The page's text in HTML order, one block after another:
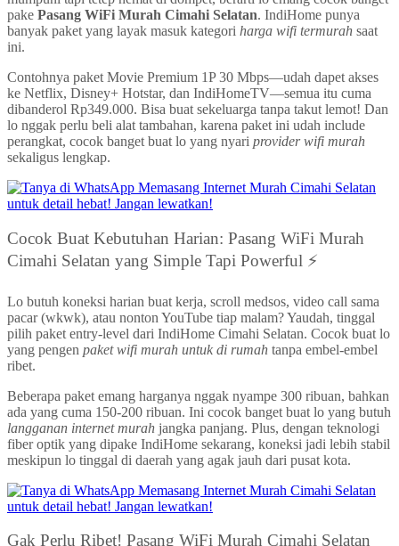
pake Pasang WiFi Murah Cimahi Selatan. IndiHome punya
banyak paket yang layak masuk kategori harga wifi termurah saat
ini.
Contohnya paket Movie Premium 1P 30 Mbps—udah dapet akses
ke Netflix, Disney+ Hotstar, dan IndiHomeTV—semua itu cuma
dibanderol Rp349.000. Bisa buat sekeluarga tanpa takut lemot! Dan
lo nggak perlu beli alat tambahan, karena paket ini udah include
perangkat, cocok banget buat lo yang nyari provider wifi murah
sekaligus lengkap.
Cocok Buat Kebutuhan Harian: Pasang WiFi Murah
Cimahi Selatan yang Simple Tapi Powerful ⚡
Lo butuh koneksi harian buat kerja, scroll medsos, video call sama
pacar (wkwk), atau nonton YouTube tiap malam? Yaudah, tinggal
pilih paket entry-level dari IndiHome Cimahi Selatan. Cocok buat lo
yang pengen paket wifi murah untuk di rumah tanpa embel-embel
ribet.
Beberapa paket emang harganya nggak nyampe 300 ribuan, bahkan
ada yang cuma 150-200 ribuan. Ini cocok banget buat lo yang butuh
langganan internet murah jangka panjang. Plus, dengan teknologi
fiber optik yang dipake IndiHome sekarang, koneksi jadi lebih stabil
meskipun lo tinggal di daerah yang agak jauh dari pusat kota.
Gak Perlu Ribet! Pasang WiFi Murah Cimahi Selatan